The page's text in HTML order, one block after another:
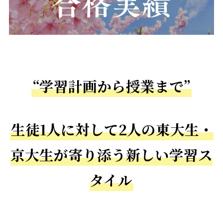
“学習計画から授業まで”
生徒1人に対して2人の東大生・
京大生が寄り添う新しい学習ス
タイル